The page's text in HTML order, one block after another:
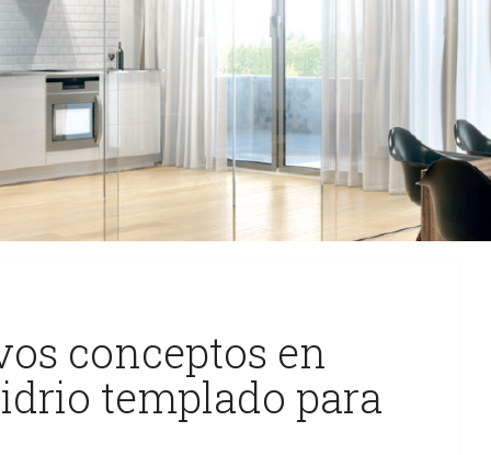
conceptos en
templado para